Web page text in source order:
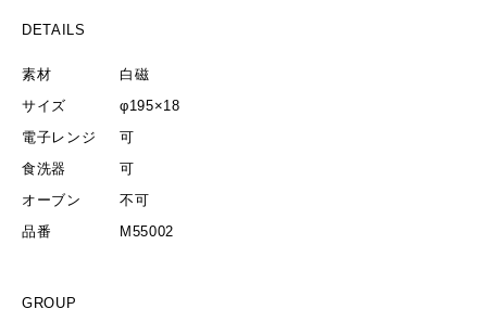
DETAILS
素材
白磁
サイズ
φ195×18
電子レンジ
可
食洗器
可
オーブン
不可
品番
M55002
GROUP